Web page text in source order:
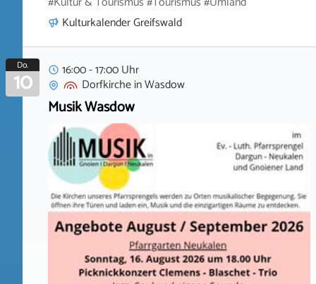
Kulturkalender Greifswald
Do.
10
16:00 - 17:00 Uhr
DorfkircheinWasdow
Musik Wasdow